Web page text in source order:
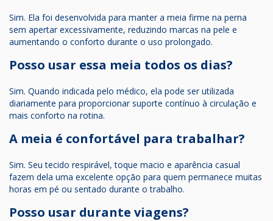
Sim. Ela foi desenvolvida para manter a meia firme na perna
sem apertar excessivamente, reduzindo marcas na pele e
aumentando o conforto durante o uso prolongado.
Posso usar essa meia todos os dias?
Sim. Quando indicada pelo médico, ela pode ser utilizada
diariamente para proporcionar suporte contínuo à circulação e
mais conforto na rotina.
A meia é confortável para trabalhar?
Sim. Seu tecido respirável, toque macio e aparência casual
fazem dela uma excelente opção para quem permanece muitas
horas em pé ou sentado durante o trabalho.
Posso usar durante viagens?